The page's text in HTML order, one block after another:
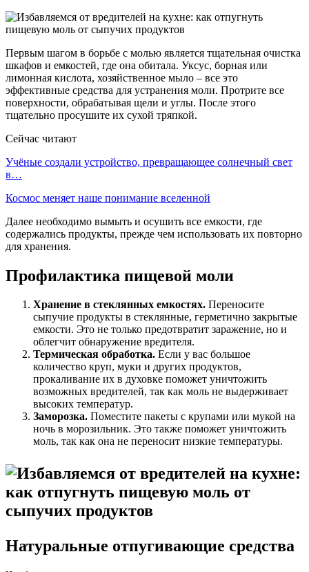
Первым шагом в борьбе с молью является тщательная очистка
шкафов и емкостей, где она обитала. Уксус, борная или
лимонная кислота, хозяйственное мыло – все это
эффективные средства для устранения моли. Протрите все
поверхности, обрабатывая щели и углы. После этого
тщательно просушите их сухой тряпкой.
Сейчас читают
Учёные создали устройство, превращающее солнечный свет
в…
Космос меняет наше понимание вселенной
Далее необходимо вымыть и осушить все емкости, где
содержались продукты, прежде чем использовать их повторно
для хранения.
Профилактика пищевой моли
Хранение в стеклянных емкостях. Переносите
сыпучие продукты в стеклянные, герметично закрытые
емкости. Это не только предотвратит заражение, но и
облегчит обнаружение вредителя.
Термическая обработка. Если у вас большое
количество круп, муки и других продуктов,
прокаливание их в духовке поможет уничтожить
возможных вредителей, так как моль не выдерживает
высоких температур.
Заморозка. Поместите пакеты с крупами или мукой на
ночь в морозильник. Это также поможет уничтожить
моль, так как она не переносит низкие температуры.
Натуральные отпугивающие средства